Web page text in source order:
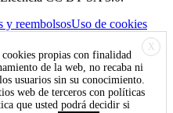
y reembolsosUso de cookies
X
propias con finalidad
de la web, no recaba ni
usuarios sin su conocimiento.
web de terceros con políticas
que usted podrá decidir si